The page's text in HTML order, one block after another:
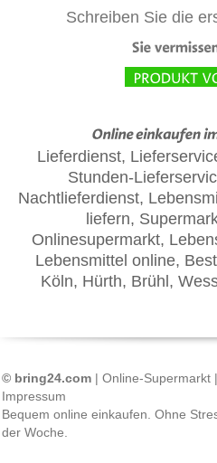
Schreiben Sie die
Lieferdienst,
Stunden-
Nachtlieferdienst,
liefern,
Onlinesupermarkt,
Lebensmittel online,
Köln, Hürth, Brühl,
© bring24.com | Online-Supermarkt |
Impressum
Bequem online einkaufen. Ohne
der Woche.